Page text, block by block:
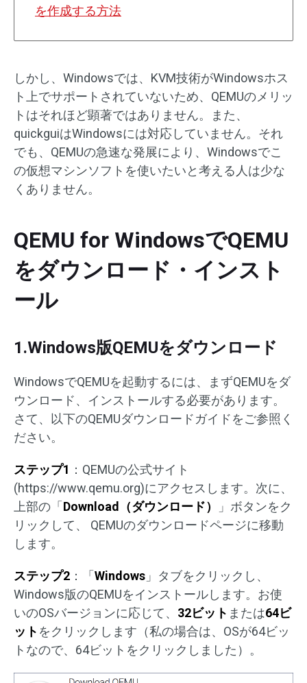
を作成する方法
しかし、Windowsでは、KVM技術がWindowsホス
ト上でサポートされていないため、QEMUのメリッ
トはそれほど顕著ではありません。また、
quickguiはWindowsには対応していません。それ
でも、QEMUの急速な発展により、Windowsでこ
の仮想マシンソフトを使いたいと考える人は少な
くありません。
QEMU for WindowsでQEMU
をダウンロード・インスト
ール
1.Windows版QEMUをダウンロード
WindowsでQEMUを起動するには、まずQEMUをダ
ウンロード、インストールする必要があります。
さて、以下のQEMUダウンロードガイドをご参照く
ださい。
ステップ1 ：QEMUの公式サイト
(https://www.qemu.org)にアクセスします。次に、
上部の「 Download（ダウンロード）
」ボタンをク
リックして、 QEMUのダウンロードページに移動
します。
ステップ2 ：「 Windows 」タブをクリックし、
Windows版のQEMUをインストールします。お使
いのOSバージョンに応じて、 32ビット または64ビ
ット をクリックします（私の場合は、OSが64ビッ
トなので、64ビットをクリックしました）。